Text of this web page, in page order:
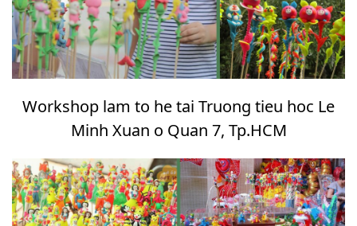
Workshop lam to he tai Truong tieu hoc Le
Minh Xuan o Quan 7, Tp.HCM